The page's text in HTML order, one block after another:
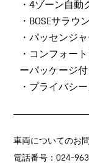
・4ゾーン自
・BOSEサラ
・パッセンジ
・コンフォー
ーパッケージ付
・プライバシ
車両についてのお
電話番号：024-